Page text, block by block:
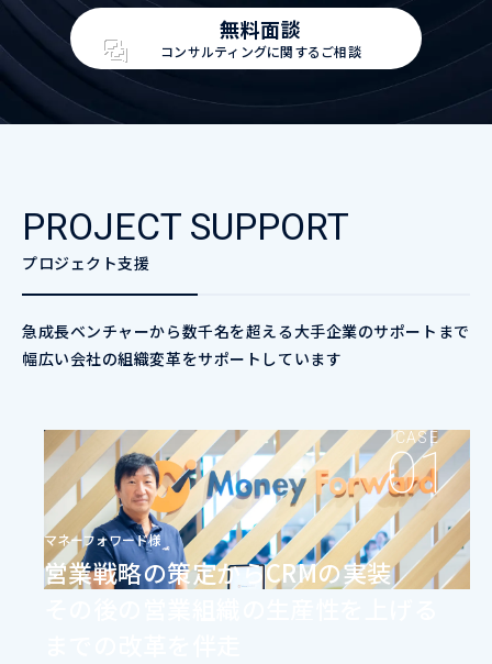
無料面談
コンサルティングに関するご相談
PROJECT SUPPORT
プロジェクト支援
急成長ベンチャーから数千名を超える大手企業のサポートまで
幅広い会社の組織変革をサポートしています
CASE
マネーフォワード様
営業戦略の策定からCRMの実装